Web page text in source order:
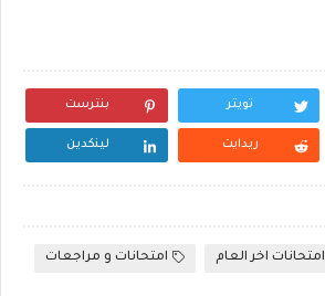
تويتر بنترست
ريدايت لينكدين
امتحانات اخر العام
امتحانات و مراجعات